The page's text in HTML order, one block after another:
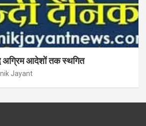
अग्रिम आदेशों तक स्थगित
Jayant